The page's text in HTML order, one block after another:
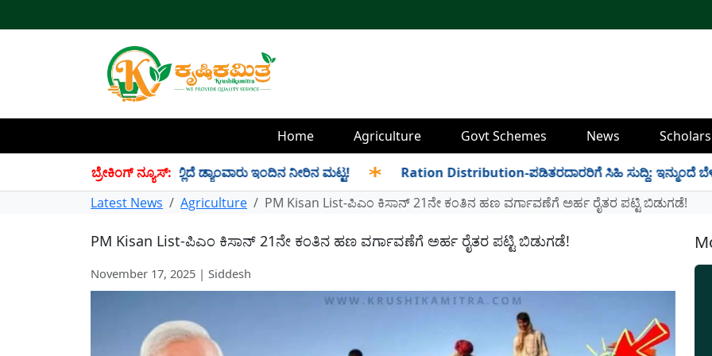
Home Agriculture Govt Schemes News
ಬ್ರೇಕಿಂಗ್ ನ್ಯೂಸ್:
TMC ನೀರು ಸಂಗ್ರಹ! ಇಲ್ಲಿದೆ ಡ್ಯಾಂವಾರು ಇಂದಿನ ನೀರಿನ ಮಟ್ಟ! ✱ Ration Distribution-ಪಡಿತರದಾರರಿಗೆ ಸಿಹಿ ಸುದ್ದಿ: ಇನ್ಮುಂದೆ ಬೆಳಿಗ್ಗೆ
Latest News
Agriculture PM Kisan List-ಪಿಎಂ ಕಿಸಾನ್ 21ನೇ ಕಂತಿನ ಹಣ ವರ್ಗಾವಣೆಗೆ ಅರ್ಹ ರೈತರ ಪಟ್ಟಿ ಬಿಡುಗಡೆ!
PM Kisan List-ಪಿಎಂ ಕಿಸಾನ್ 21ನೇ ಕಂತಿನ ಹಣ ವರ್ಗಾವಣೆಗೆ ಅರ್ಹ ರೈತರ ಪಟ್ಟಿ ಬಿಡುಗಡೆ!
November 17, 2025 | Siddesh